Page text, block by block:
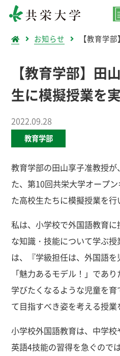
お知らせ 【教育学
【教育学部】田
生に模擬授業を
2022.09.28
教育学部
教育学部の田山享子准教授
た、第10回共栄大学オープ
た高校生たちに模擬授業を行
私は、小学校で外国語教育
な知識・技能について学ぶ
は、『学級担任は、外国語
「魅力あるモデル！」であ
学びたくなるような児童を
て目指すべき姿を考える授業
小学校外国語教育は、中学
英語4技能の習得を急ぐので